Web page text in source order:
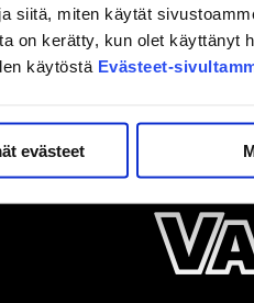
siitä, miten käytät
on kerätty, kun olet käyttänyt
käytöstä Evästeet-
evästeet